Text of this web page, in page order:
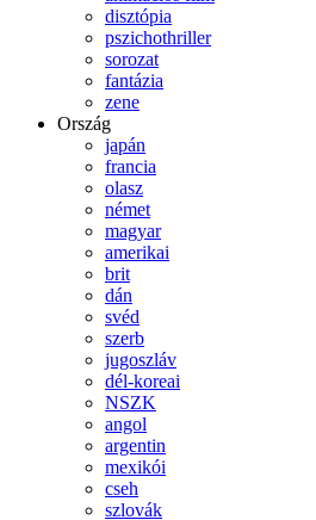
disztópia
pszichothriller
sorozat
fantázia
zene
Ország
japán
francia
olasz
német
magyar
amerikai
brit
dán
svéd
szerb
jugoszláv
dél-koreai
NSZK
angol
argentin
mexikói
cseh
szlovák